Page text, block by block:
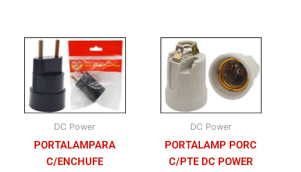
DC Power
PORTALAMPARA
C/ENCHUFE
DC Power
PORTALAMP PORC
C/PTE DC POWER